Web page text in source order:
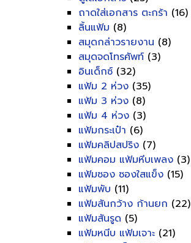
ถาดใส่เอกสาร ตะกร้า (16)
ลิ้นแฟ้ม (8)
สมุดกล่าวรายงาน (8)
สมุดจดโทรศัพท์ (3)
อินเด็กซ์ (32)
แฟ้ม 2 ห่วง (35)
แฟ้ม 3 ห่วง (8)
แฟ้ม 4 ห่วง (3)
แฟ้มกระเป๋า (6)
แฟ้มคลิปสปริง (7)
แฟ้มคอม แฟ้มหีบเพลง (3)
แฟ้มซอง ซองใสแข็ง (15)
แฟ้มพับ (11)
แฟ้มสันกว้าง ก้านยก (22)
แฟ้มสันรูด (5)
แฟ้มหนีบ แฟ้มเจาะ (21)